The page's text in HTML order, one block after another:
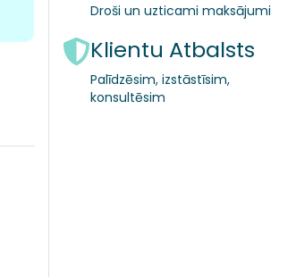
Droši un uzticami maksājumi
Klientu Atbalsts
Palīdzēsim, izstāstīsim,
konsultēsim